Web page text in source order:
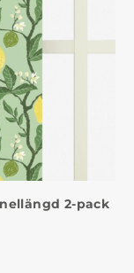
2-pack